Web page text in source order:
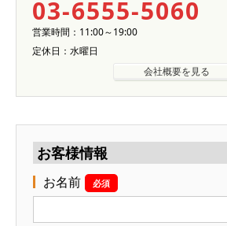
03-6555-5060
営業時間：11:00～19:00
定休日：水曜日
会社概要を見る
お客様情報
お名前 必須